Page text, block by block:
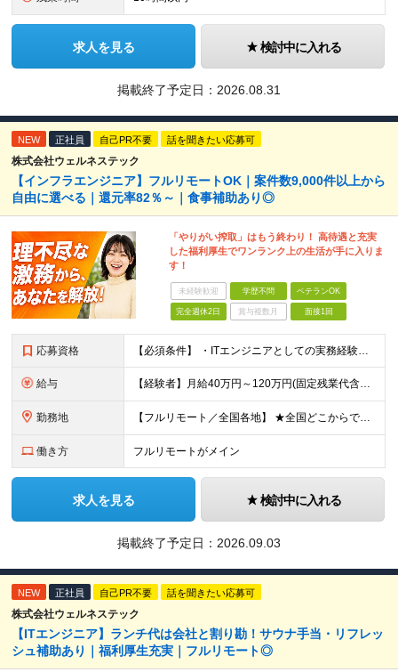
求人を見る 検討中に入れる
掲載終了予定日： 2026.08.31
NEW 正社員 自己PR不要 話を聞きたい応募可
株式会社ウェルネステック
【インフラエンジニア】フルリモートOK｜案件数9,000件以上から
自由に選べる｜還元率82％～｜食事補助あり◎
「やりがい搾取」はもう終わり！ 高待遇と充実
した福利厚生でワンランク上の生活が手に入りま
す！
未経験歓迎 学歴不問 ベテランOK
完全週休2日 賞与複数月 面接1回
応募資格 【必須条件】 ・ITエンジニアとしての実務経験が1年以上ある方 ※開発・インフラ・運用保守など分野・フェーズは不問！ ※学歴不問 【歓迎条件】 ・基本設計、詳細設計などの経験がある方 ・AWS, G
給与 【経験者】月給40万円～120万円(固定残業代含む)+各種手当 ※月給には、みなし残業手当(月30時間／5万8,000円～15万7,000円)を含みます ※上記を超える時間外労働分は追加で支給します
勤務地 【フルリモート／全国各地】 ★全国どこからでも参画可能！フルリモート案件も多数！ ※プロジェクトは100%選択制。あなたの希望を最優先します。 ※フルリモート、ハイブリッド、常駐案件から自由に選択可能
働き方 フルリモートがメイン
求人を見る 検討中に入れる
掲載終了予定日： 2026.09.03
NEW 正社員 自己PR不要 話を聞きたい応募可
株式会社ウェルネステック
【ITエンジニア】ランチ代は会社と割り勘！サウナ手当・リフレッ
シュ補助あり｜福利厚生充実｜フルリモート◎